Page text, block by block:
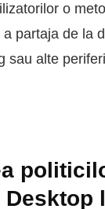
o
partaja de la
sau alte